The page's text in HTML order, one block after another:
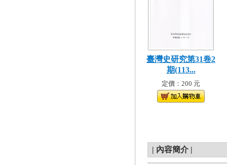
臺灣史研究第31卷2
期(113...
定價：200 元
| 內容簡介 |